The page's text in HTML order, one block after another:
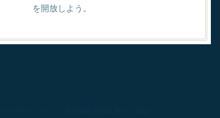
を開放しよう。